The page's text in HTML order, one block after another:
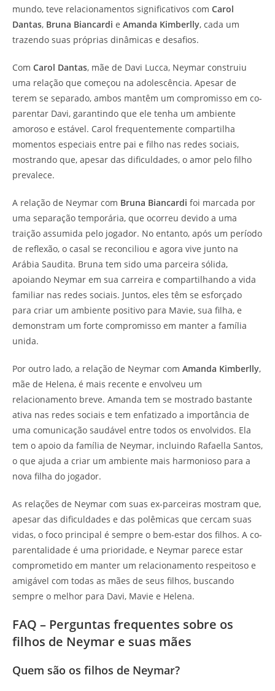
mundo, teve relacionamentos significativos com Carol
Dantas, Bruna Biancardi e Amanda Kimberlly, cada um
trazendo suas próprias dinâmicas e desafios.
Com Carol Dantas, mãe de Davi Lucca, Neymar construiu
uma relação que começou na adolescência. Apesar de
terem se separado, ambos mantêm um compromisso em co-
parentar Davi, garantindo que ele tenha um ambiente
amoroso e estável. Carol frequentemente compartilha
momentos especiais entre pai e filho nas redes sociais,
mostrando que, apesar das dificuldades, o amor pelo filho
prevalece.
A relação de Neymar com Bruna Biancardi foi marcada por
uma separação temporária, que ocorreu devido a uma
traição assumida pelo jogador. No entanto, após um período
de reflexão, o casal se reconciliou e agora vive junto na
Arábia Saudita. Bruna tem sido uma parceira sólida,
apoiando Neymar em sua carreira e compartilhando a vida
familiar nas redes sociais. Juntos, eles têm se esforçado
para criar um ambiente positivo para Mavie, sua filha, e
demonstram um forte compromisso em manter a família
unida.
Por outro lado, a relação de Neymar com Amanda Kimberlly,
mãe de Helena, é mais recente e envolveu um
relacionamento breve. Amanda tem se mostrado bastante
ativa nas redes sociais e tem enfatizado a importância de
uma comunicação saudável entre todos os envolvidos. Ela
tem o apoio da família de Neymar, incluindo Rafaella Santos,
o que ajuda a criar um ambiente mais harmonioso para a
nova filha do jogador.
As relações de Neymar com suas ex-parceiras mostram que,
apesar das dificuldades e das polêmicas que cercam suas
vidas, o foco principal é sempre o bem-estar dos filhos. A co-
parentalidade é uma prioridade, e Neymar parece estar
comprometido em manter um relacionamento respeitoso e
amigável com todas as mães de seus filhos, buscando
sempre o melhor para Davi, Mavie e Helena.
FAQ – Perguntas frequentes sobre os
filhos de Neymar e suas mães
Quem são os filhos de Neymar?